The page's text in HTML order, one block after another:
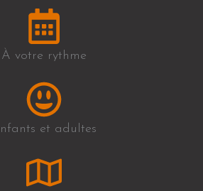
À votre rythme
et adultes